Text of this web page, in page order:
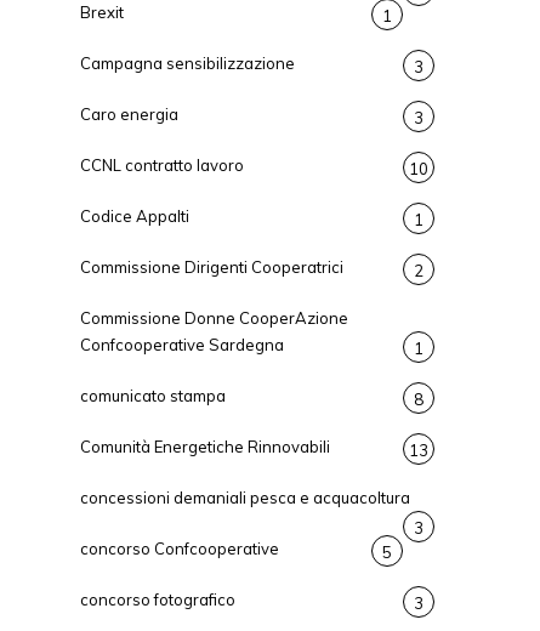
Brexit
1
Campagna sensibilizzazione 3
Caro energia 3
CCNL contratto lavoro 10
Codice Appalti 1
Commissione Dirigenti Cooperatrici 2
Commissione Donne CooperAzione
Confcooperative Sardegna
1
comunicato stampa 8
Comunità Energetiche Rinnovabili 13
concessioni demaniali pesca e acquacoltura
3
concorso Confcooperative
5
concorso fotografico 3